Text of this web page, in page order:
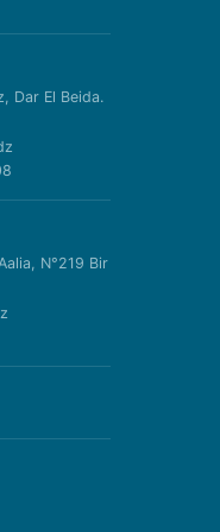
Dar El Beida.
N°219 Bir